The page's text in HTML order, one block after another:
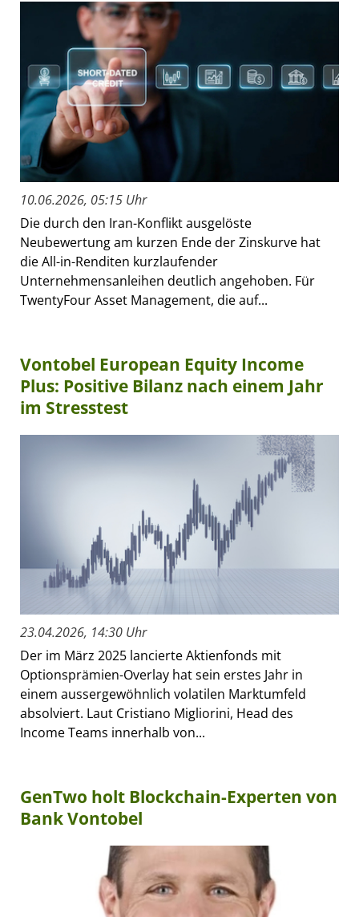
10.06.2026, 05:15 Uhr
Die durch den Iran-Konflikt ausgelöste
Neubewertung am kurzen Ende der Zinskurve hat
die All-in-Renditen kurzlaufender
Unternehmensanleihen deutlich angehoben. Für
TwentyFour Asset Management, die auf...
Vontobel European Equity Income
Plus: Positive Bilanz nach einem Jahr
im Stresstest
23.04.2026, 14:30 Uhr
Der im März 2025 lancierte Aktienfonds mit
Optionsprämien-Overlay hat sein erstes Jahr in
einem aussergewöhnlich volatilen Marktumfeld
absolviert. Laut Cristiano Migliorini, Head des
Income Teams innerhalb von...
GenTwo holt Blockchain-Experten von
Bank Vontobel